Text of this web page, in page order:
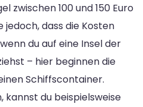
zwischen 100 und 150 Euro
dass die Kosten
du auf eine Insel der
– hier beginnen die
Schiffscontainer.
kannst du beispielsweise